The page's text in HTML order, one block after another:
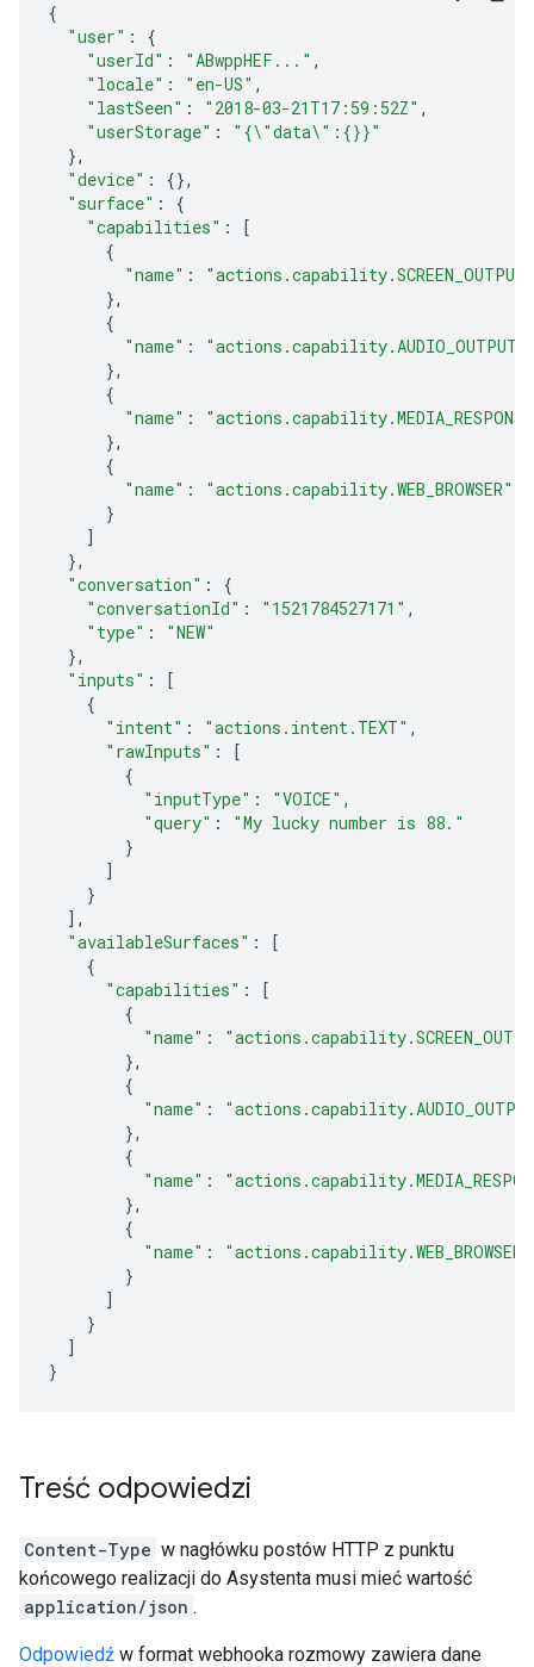
{
"user" :
{
"userId" : "ABwppHEF..." ,
"locale" : "en-US" ,
"lastSeen" : "2018-03-21T17:59:52Z" ,
"userStorage" :
"{\"data\":{}}"
},
"device" :
{},
"surface" :
{
"capabilities" :
[
{
"name" :
},
{
"name" :
"actions.capability.AUDIO_OUTPUT"
},
{
"name" :
},
{
"name" :
"actions.capability.WEB_BROWSER"
}
]
},
"conversation" :
{
"conversationId" : "1521784527171" ,
"type" :
"NEW"
},
"inputs" :
[
{
"intent" : "actions.intent.TEXT" ,
"rawInputs" :
[
{
"inputType" : "VOICE" ,
"query" :
"My lucky number is 88."
}
]
}
],
"availableSurfaces" :
[
{
"capabilities" :
[
{
"name" :
},
{
"name" :
},
{
"name" :
},
{
"name" :
"actions.capability.WEB_BROWSER"
}
]
}
]
}
Treść odpowiedzi
Content-Type w nagłówku postów HTTP z punktu
końcowego realizacji do Asystenta musi mieć wartość
application/json .
Odpowiedź w format webhooka rozmowy zawiera dane